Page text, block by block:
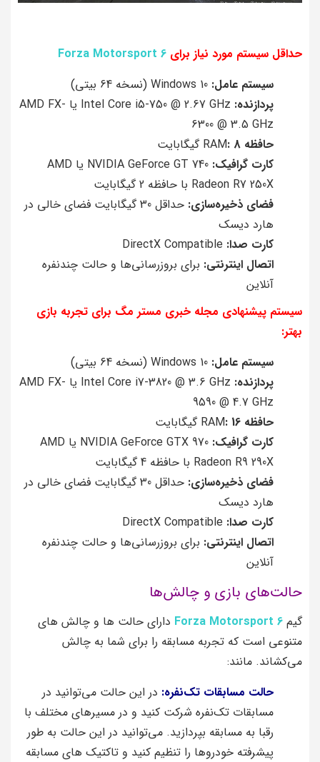
حداقل سیستم مورد نیاز برای Forza Motorsport 6
سیستم عامل:
پردازنده:
Intel Core i5-750 @ 2.67 GHz یا AMD FX-
6300 @ 3.5 GHz
حافظه : 8
گیگابایت
کارت گرافیک:
NVIDIA GeForce GT 740 یا AMD
Radeon R7 250X با حافظه 2 گیگابایت
فضای ذخیره‌سازی:
حداقل 30 گیگابایت فضای خالی در
هارد دیسک
کارت صدا:
اتصال اینترنتی: برای بروزرسانی‌ها و حالت چندنفره
آنلاین
سیستم پیشنهادی مجله خبری مستر مگ برای تجربه بازی
بهتر:
سیستم عامل:
پردازنده:
Intel Core i7-3820 @ 3.6 GHz یا AMD FX-
9590 @ 4.7 GHz
حافظه : 16
گیگابایت
کارت گرافیک:
NVIDIA GeForce GTX 970 یا AMD
Radeon R9 290X با حافظه 4 گیگابایت
فضای ذخیره‌سازی:
حداقل 30 گیگابایت فضای خالی در
هارد دیسک
کارت صدا:
اتصال اینترنتی: برای بروزرسانی‌ها و حالت چندنفره
آنلاین
حالت‌های بازی و چالش‌ها
گیم Forza Motorsport 6 دارای حالت‌ ها و چالش‌ های
متنوعی است که تجربه مسابقه را برای شما به چالش
می‌کشاند. مانند:
حالت مسابقات تک‌نفره: در این حالت می‌توانید در
مسابقات تک‌نفره شرکت کنید و در مسیرهای مختلف با
رقبا به مسابقه بپردازید. می‌توانید در این حالت به طور
پیشرفته خودروها را تنظیم کنید و تاکتیک‌ های مسابقه